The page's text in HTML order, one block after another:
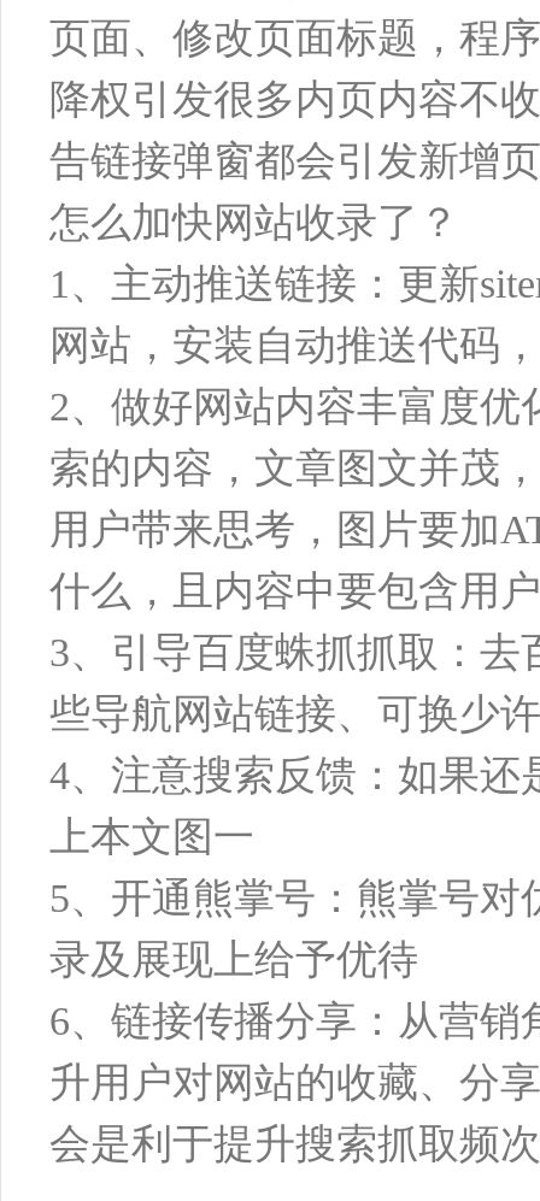
页面、修改页面标题，程
降权引发很多内页内容不
告链接弹窗都会引发新增
怎么加快网站收录了？
1、主动推送链接：更新
网站，安装自动推送代码
2、做好网站内容丰富度
索的内容，文章图文并茂
用户带来思考，图片要加
什么，且内容中要包含用
3、引导百度蛛抓抓取：
些导航网站链接、可换少
4、注意搜索反馈：如果
上本文图一
5、开通熊掌号：熊掌号
录及展现上给予优待
6、链接传播分享：从营
升用户对网站的收藏、分
会是利于提升搜索抓取频